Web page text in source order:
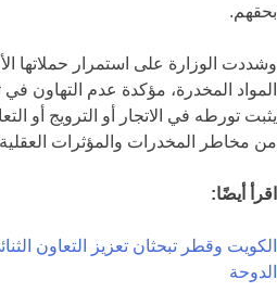
بحقهم.
وشددت الوزارة على استمرار حملاتها
المواد المخدرة، مؤكدة عدم التهاون
يثبت تورطه في الاتجار أو الترويج أو
من مخاطر المخدرات والمؤثرات
اقرأ أيضًا:
الكويت وقطر تبحثان تعزيز التعاون
الدوحة